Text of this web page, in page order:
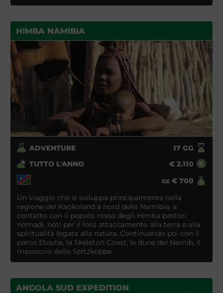
HIMBA NAMIBIA
ADVENTURE 17GG
TUTTO L'ANNO
€ 2.110
cc € 700
Un viaggio che si sviluppa principalmente nella
regione del Kaokoland a nord della Namibia, a
contatto con il popolo rosso degli Himba pastori
nomadi, noti per il loro attaccamento alla terra e alla
spiritualità legata alla natura. Continuando poi con il
parco Etosha, la Skeleton Coast, le dune del Namib, il
massiccio dello Spitzkoppe.
ANGOLA SUD EXPEDITION